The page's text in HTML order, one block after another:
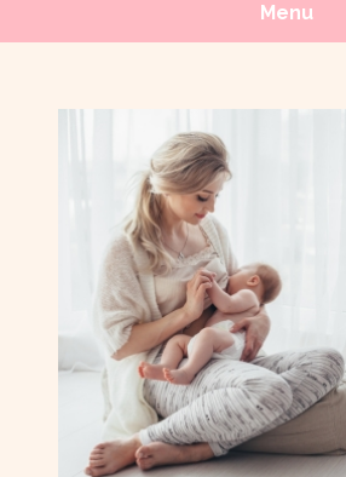
Menu